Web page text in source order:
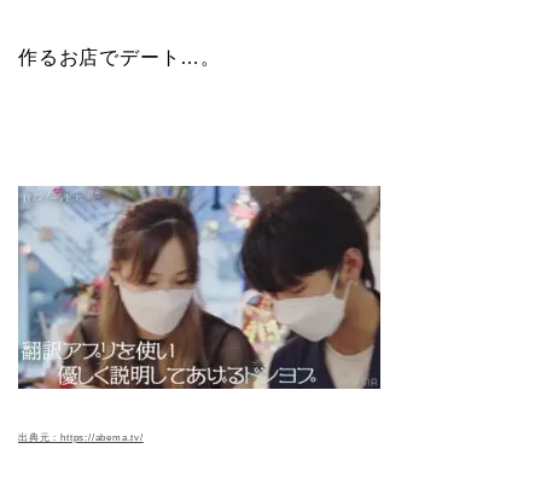
作るお店でデート…。
出典元：https://abema.tv/